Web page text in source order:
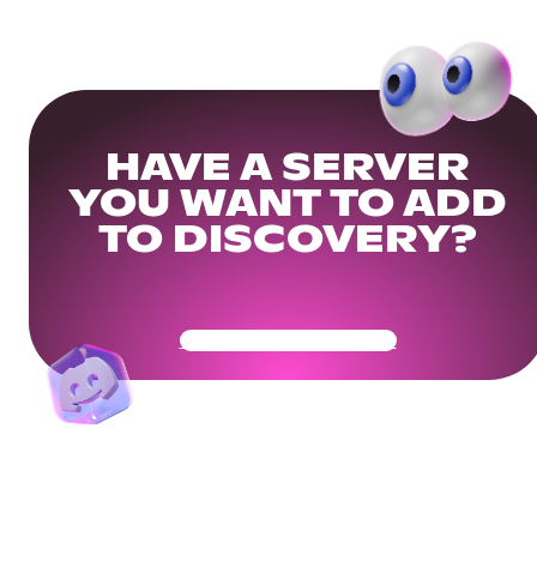
HAVE A SERVER
YOU WANT TO ADD
TO DISCOVERY?
Get Your Community Ready